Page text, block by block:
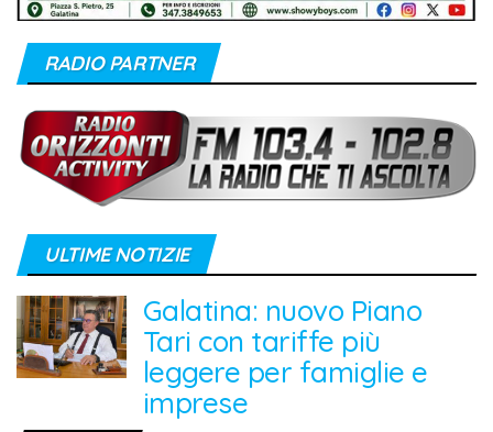
RADIO PARTNER
ULTIME NOTIZIE
Galatina: nuovo Piano
Tari con tariffe più
leggere per famiglie e
imprese